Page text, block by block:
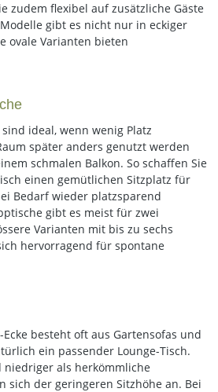
zudem flexibel auf zusätzliche Gäste
gibt es nicht nur in eckiger
ovale Varianten bieten
ideal, wenn wenig Platz
später anders genutzt werden
schmalen Balkon. So schaffen Sie
einen gemütlichen Sitzplatz für
Bedarf wieder platzsparend
gibt es meist für zwei
Varianten mit bis zu sechs
hervorragend für spontane
besteht oft aus Gartensofas und
ein passender Lounge-Tisch.
niedriger als herkömmliche
sich der geringeren Sitzhöhe an. Bei